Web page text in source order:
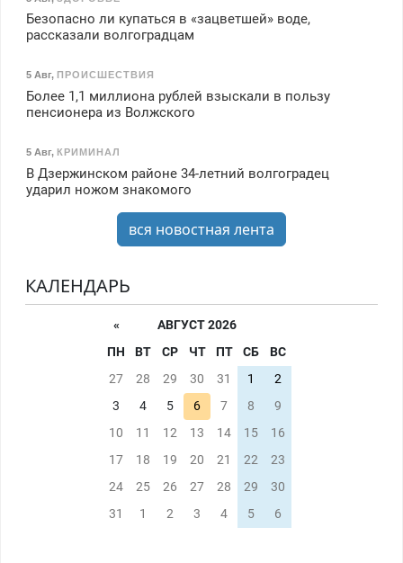
Безопасно ли купаться в «зацветшей» воде,
рассказали волгоградцам
5 Авг, ПРОИСШЕСТВИЯ
Более 1,1 миллиона рублей взыскали в пользу
пенсионера из Волжского
5 Авг, КРИМИНАЛ
В Дзержинском районе 34-летний волгоградец
ударил ножом знакомого
вся новостная лента
КАЛЕНДАРЬ
«
АВГУСТ 2026
ПН
ВТ СР ЧТ ПТ СБ
ВС
27
28 29 30 31 1
2
3
4 5 6 7 8
9
10
11 12 13 14 15
16
17
18 19 20 21 22
23
24
25 26 27 28 29
30
31
1 2 3 4 5 6